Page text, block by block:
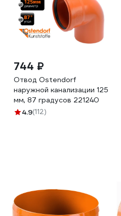
744 ₽
Отвод Ostendorf
наружной канализации 125
мм, 87 градусов 221240
4.9(112)